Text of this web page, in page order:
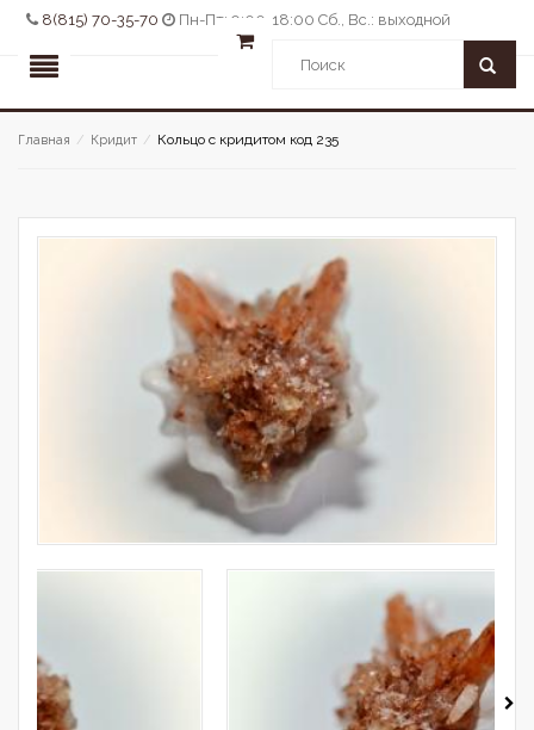
8(815) 70-35-70 Пн-Пт: 9:00-18:00 Сб., Вс.: выходной
Главная / Кридит / Кольцо с кридитом код 235